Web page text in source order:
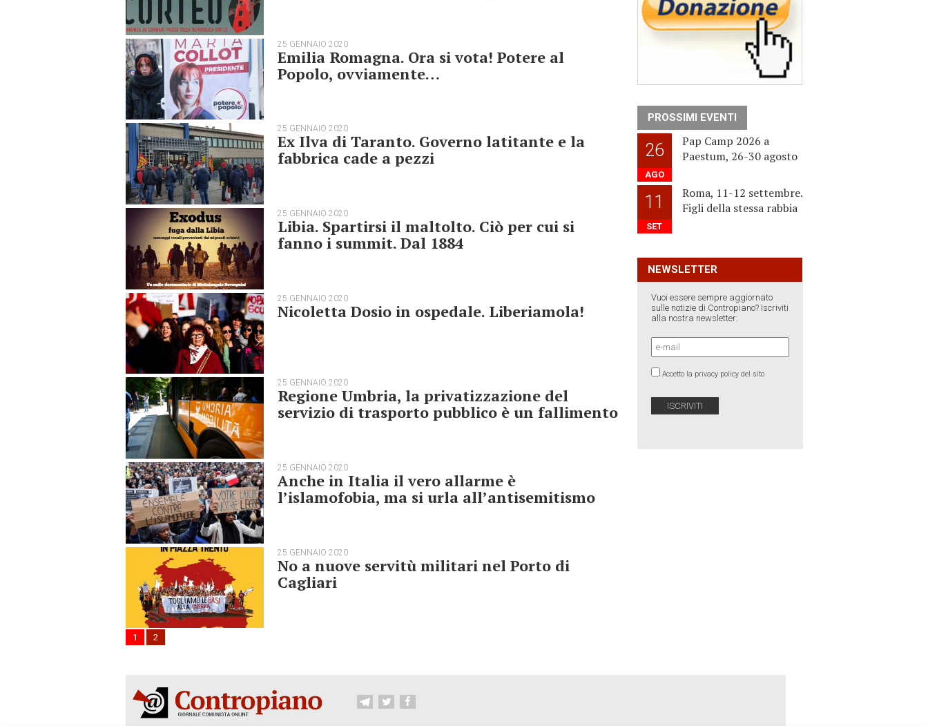
25 GENNAIO 2020
Emilia Romagna. Ora si vota! Potere al
Popolo, ovviamente…
25 GENNAIO 2020
Ex Ilva di Taranto. Governo latitante e la
fabbrica cade a pezzi
25 GENNAIO 2020
Libia. Spartirsi il maltolto. Ciò per cui si
fanno i summit. Dal 1884
25 GENNAIO 2020
Nicoletta Dosio in ospedale. Liberiamola!
25 GENNAIO 2020
Regione Umbria, la privatizzazione del
servizio di trasporto pubblico è un fallimento
25 GENNAIO 2020
Anche in Italia il vero allarme è
l’islamofobia, ma si urla all’antisemitismo
25 GENNAIO 2020
No a nuove servitù militari nel Porto di
Cagliari
1 2
PROSSIMI EVENTI
26
AGO
Pap Camp 2026 a
Paestum, 26-30 agosto
11
SET
Roma, 11-12 settembre.
Figli della stessa rabbia
NEWSLETTER
Vuoi essere sempre aggiornato
sulle notizie di Contropiano? Iscriviti
alla nostra newsletter:
Accetto la privacy policy del sito